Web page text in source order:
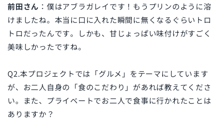
前田さん ：僕はアブラガレイです！もうプリンのように溶
けましたね。本当に口に入れた瞬間に無くなるぐらいトロ
トロだったんです。しかも、甘じょっぱい味付けがすごく
美味しかったですね。
Q2.本プロジェクトでは「グルメ」をテーマにしています
が、お二人自身の「食のこだわり」があれば教えてくださ
い。また、プライベートでお二人で食事に行かれたことは
ありますか？